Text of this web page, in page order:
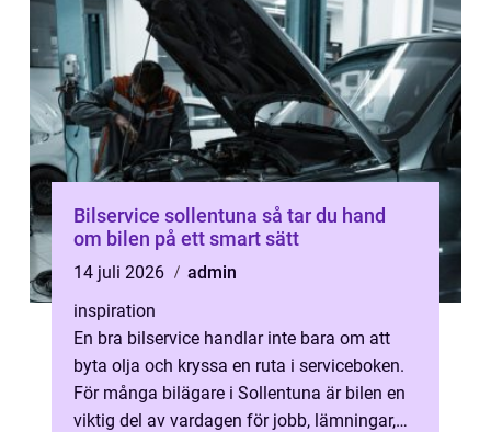
Bilservice sollentuna så tar du hand
om bilen på ett smart sätt
14 juli 2026
admin
inspiration
En bra bilservice handlar inte bara om att
byta olja och kryssa en ruta i serviceboken.
För många bilägare i Sollentuna är bilen en
viktig del av vardagen för jobb, lämningar,